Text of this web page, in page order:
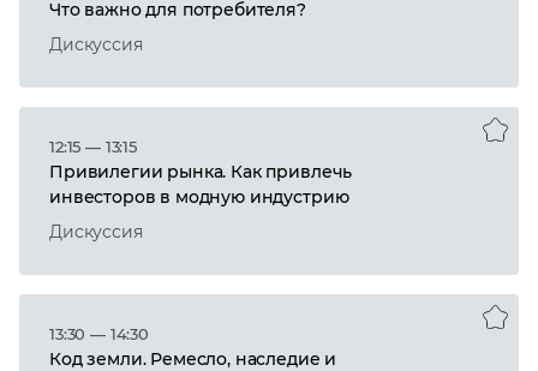
Что важно для потребителя?
Дискуссия
12:15 — 13:15
Привилегии рынка. Как привлечь
инвесторов в модную индустрию
Дискуссия
13:30 — 14:30
Код земли. Ремесло, наследие и